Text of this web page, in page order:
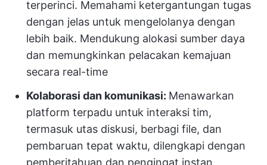
terperinci. Memahami ketergantungan tugas
dengan jelas untuk mengelolanya dengan
lebih baik. Mendukung alokasi sumber daya
dan memungkinkan pelacakan kemajuan
secara real-time
Kolaborasi dan komunikasi: Menawarkan
platform terpadu untuk interaksi tim,
termasuk utas diskusi, berbagi file, dan
pembaruan tepat waktu, dilengkapi dengan
pemberitahuan dan pengingat instan